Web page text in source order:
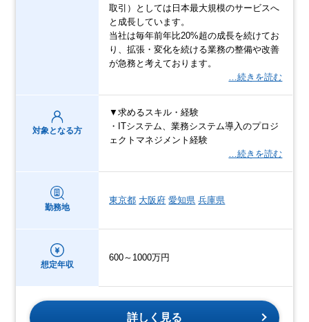
取引）としては日本最大規模のサービスへ
と成長しています。
当社は毎年前年比20%超の成長を続けてお
り、拡張・変化を続ける業務の整備や改善
が急務と考えております。
…続きを読む
対象となる方
▼求めるスキル・経験
・ITシステム、業務システム導入のプロジ
ェクトマネジメント経験
…続きを読む
勤務地
東京都 大阪府 愛知県 兵庫県
想定年収
600～1000万円
詳しく見る